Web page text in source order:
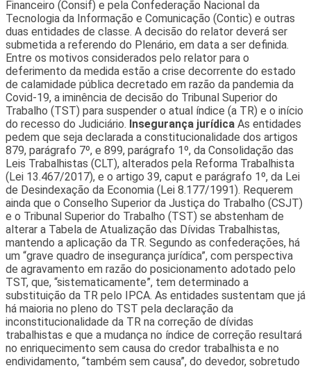
Financeiro (Consif) e pela Confederação Nacional da
Tecnologia da Informação e Comunicação (Contic) e outras
duas entidades de classe. A decisão do relator deverá ser
submetida a referendo do Plenário, em data a ser definida.
Entre os motivos considerados pelo relator para o
deferimento da medida estão a crise decorrente do estado
de calamidade pública decretado em razão da pandemia da
Covid-19, a iminência de decisão do Tribunal Superior do
Trabalho (TST) para suspender o atual índice (a TR) e o início
do recesso do Judiciário. Insegurança jurídica As entidades
pedem que seja declarada a constitucionalidade dos artigos
879, parágrafo 7º, e 899, parágrafo 1º, da Consolidação das
Leis Trabalhistas (CLT), alterados pela Reforma Trabalhista
(Lei 13.467/2017), e o artigo 39, caput e parágrafo 1º, da Lei
de Desindexação da Economia (Lei 8.177/1991). Requerem
ainda que o Conselho Superior da Justiça do Trabalho (CSJT)
e o Tribunal Superior do Trabalho (TST) se abstenham de
alterar a Tabela de Atualização das Dívidas Trabalhistas,
mantendo a aplicação da TR. Segundo as confederações, há
um “grave quadro de insegurança jurídica”, com perspectiva
de agravamento em razão do posicionamento adotado pelo
TST, que, “sistematicamente”, tem determinado a
substituição da TR pelo IPCA. As entidades sustentam que já
há maioria no pleno do TST pela declaração da
inconstitucionalidade da TR na correção de dívidas
trabalhistas e que a mudança no índice de correção resultará
no enriquecimento sem causa do credor trabalhista e no
endividamento, “também sem causa”, do devedor, sobretudo